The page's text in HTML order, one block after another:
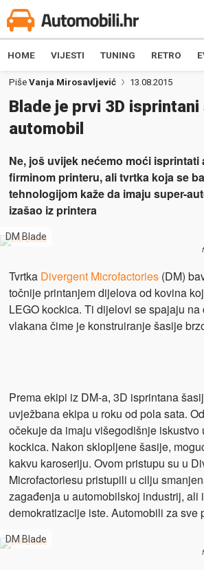
HOME VIJESTI TUNING RETRO
Piše Vanja Mirosavljević 13.08.2015
Blade je prvi 3D
automobil
Ne, još uvijek nećemo moći isprintati
firminom printeru, ali tvrtka koja se
tehnologijom kaže da imaju super-
izašao iz printera
DM Blade
Tvrtka Divergent Microfactories(DM)
točnije printanjem dijelova od kovina
LEGO kockica. Ti dijelovi se spajaju
vlakana čime je konstruiranje šasije
Prema ekipi iz DM-a, 3D isprintana
uvježbana ekipa u roku od pola sata.
očekuje da imaju višegodišnje iskustvo
kockica. Nakon sklopljene šasije,
kakvu karoseriju. Ovom pristupu su u
Microfactoriesu pristupili u cilju
zagađenja u automobilskoj industrij, ali
demokratizacije iste. Automobili za sve
DM Blade